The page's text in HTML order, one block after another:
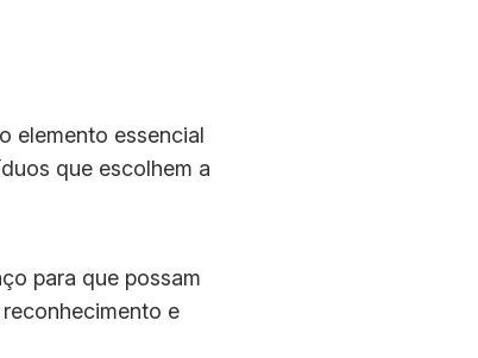
elemento essencial
que escolhem a
para que possam
e